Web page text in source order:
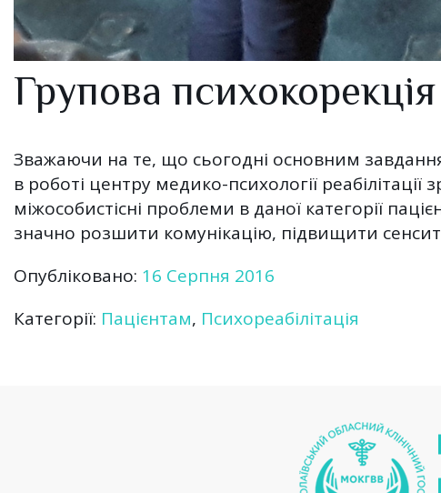
Групова психокорекція
Зважаючи на те, що сьогодні основним
в роботі центру медико-психології
міжособистісні проблеми в даної категорії
значно розшити комунікацію, підвищити
Опубліковано: 16 Серпня 2016
Категорії: Пацієнтам, Психореабілітація